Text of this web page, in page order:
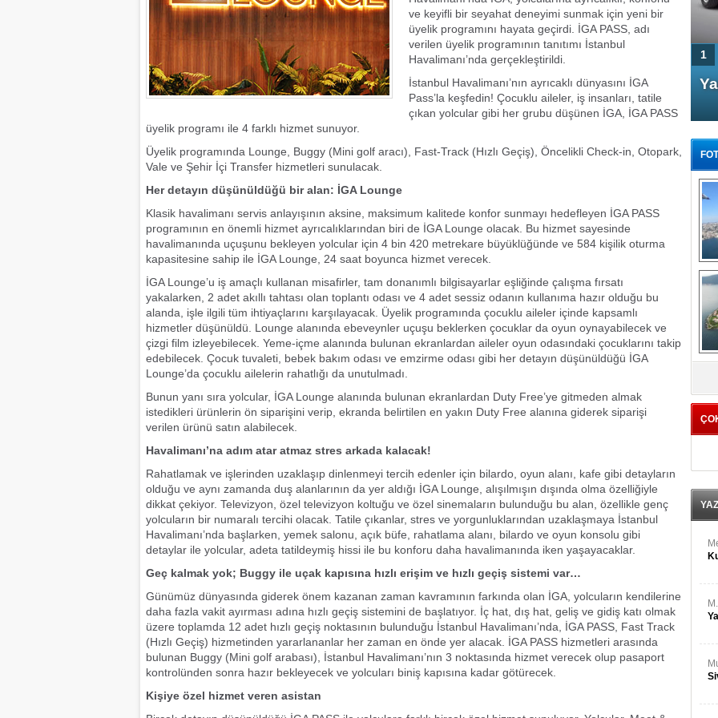
ve keyifli bir seyahat deneyimi sunmak için yeni bir
üyelik programını hayata geçirdi. İGA PASS, adı
verilen üyelik programının tanıtımı İstanbul
Havalimanı’nda gerçekleştirildi.
İstanbul Havalimanı’nın ayrıcaklı dünyasını İGA
Pass’la keşfedin! Çocuklu aileler, iş insanları, tatile
çıkan yolcular gibi her grubu düşünen İGA, İGA PASS
üyelik programı ile 4 farklı hizmet sunuyor.
Üyelik programında Lounge, Buggy (Mini golf aracı), Fast-Track (Hızlı Geçiş), Öncelikli Check-in, Otopark,
Vale ve Şehir İçi Transfer hizmetleri sunulacak.
Her detayın düşünüldüğü bir alan: İGA Lounge
Klasik havalimanı servis anlayışının aksine, maksimum kalitede konfor sunmayı hedefleyen İGA PASS
programının en önemli hizmet ayrıcalıklarından biri de İGA Lounge olacak. Bu hizmet sayesinde
havalimanında uçuşunu bekleyen yolcular için 4 bin 420 metrekare büyüklüğünde ve 584 kişilik oturma
kapasitesine sahip ile İGA Lounge, 24 saat boyunca hizmet verecek.
İGA Lounge’u iş amaçlı kullanan misafirler, tam donanımlı bilgisayarlar eşliğinde çalışma fırsatı
yakalarken, 2 adet akıllı tahtası olan toplantı odası ve 4 adet sessiz odanın kullanıma hazır olduğu bu
alanda, işle ilgili tüm ihtiyaçlarını karşılayacak. Üyelik programında çocuklu aileler içinde kapsamlı
hizmetler düşünüldü. Lounge alanında ebeveynler uçuşu beklerken çocuklar da oyun oynayabilecek ve
çizgi film izleyebilecek. Yeme-içme alanında bulunan ekranlardan aileler oyun odasındaki çocuklarını takip
edebilecek. Çocuk tuvaleti, bebek bakım odası ve emzirme odası gibi her detayın düşünüldüğü İGA
Lounge’da çocuklu ailelerin rahatlığı da unutulmadı.
Bunun yanı sıra yolcular, İGA Lounge alanında bulunan ekranlardan Duty Free’ye gitmeden almak
istedikleri ürünlerin ön siparişini verip, ekranda belirtilen en yakın Duty Free alanına giderek siparişi
verilen ürünü satın alabilecek.
Havalimanı’na adım atar atmaz stres arkada kalacak!
Rahatlamak ve işlerinden uzaklaşıp dinlenmeyi tercih edenler için bilardo, oyun alanı, kafe gibi detayların
olduğu ve aynı zamanda duş alanlarının da yer aldığı İGA Lounge, alışılmışın dışında olma özelliğiyle
dikkat çekiyor. Televizyon, özel televizyon koltuğu ve özel sinemaların bulunduğu bu alan, özellikle genç
yolcuların bir numaralı tercihi olacak. Tatile çıkanlar, stres ve yorgunluklarından uzaklaşmaya İstanbul
Havalimanı’nda başlarken, yemek salonu, açık büfe, rahatlama alanı, bilardo ve oyun konsolu gibi
detaylar ile yolcular, adeta tatildeymiş hissi ile bu konforu daha havalimanında iken yaşayacaklar.
Geç kalmak yok; Buggy ile uçak kapısına hızlı erişim ve hızlı geçiş sistemi var…
Günümüz dünyasında giderek önem kazanan zaman kavramının farkında olan İGA, yolcuların kendilerine
daha fazla vakit ayırması adına hızlı geçiş sistemini de başlatıyor. İç hat, dış hat, geliş ve gidiş katı olmak
üzere toplamda 12 adet hızlı geçiş noktasının bulunduğu İstanbul Havalimanı’nda, İGA PASS, Fast Track
(Hızlı Geçiş) hizmetinden yararlananlar her zaman en önde yer alacak. İGA PASS hizmetleri arasında
bulunan Buggy (Mini golf arabası), İstanbul Havalimanı’nın 3 noktasında hizmet verecek olup pasaport
kontrolünden sonra hazır bekleyecek ve yolcuları biniş kapısına kadar götürecek.
Kişiye özel hizmet veren asistan
4 Kapılı AMG GT Coupe
Türkiye'de satışa çıktı
1